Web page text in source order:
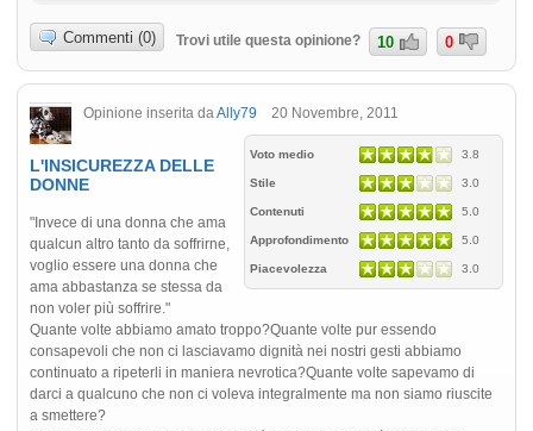
Commenti (0) Trovi utile questa opinione? 10 0
Opinione inserita da Ally79 20 Novembre, 2011
Voto medio 3.8
Stile 3.0
Contenuti 5.0
Approfondimento 5.0
Piacevolezza 3.0
L'INSICUREZZA DELLE
DONNE
"Invece di una donna che ama
qualcun altro tanto da soffrirne,
voglio essere una donna che
ama abbastanza se stessa da
non voler più soffrire."
Quante volte abbiamo amato troppo?Quante volte pur essendo
consapevoli che non ci lasciavamo dignità nei nostri gesti abbiamo
continuato a ripeterli in maniera nevrotica?Quante volte sapevamo di
darci a qualcuno che non ci voleva integralmente ma non siamo riuscite
a smettere?